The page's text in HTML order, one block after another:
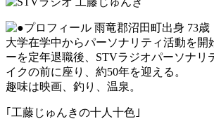
雨竜郡沼田町出身 73歳
大学在学中からパーソナリティ活動を開
ーを定年退職後、STVラジオパーソナリ
イクの前に座り、約50年を迎える。
趣味は映画、釣り、温泉。
｢工藤じゅんきの十人十色｣